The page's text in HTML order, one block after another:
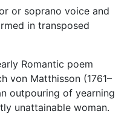
or soprano voice and
in transposed
Romantic poem
von Matthisson (1761–
outpouring of yearning
unattainable woman.